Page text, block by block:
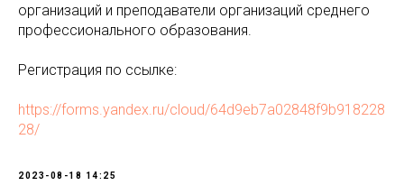
организаций и преподаватели организаций среднего
профессионального образования.
Регистрация по ссылке:
https://forms.yandex.ru/cloud/64d9eb7a02848f9b918228
28/
2023-08-18 14:25